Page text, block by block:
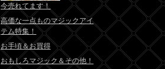
今売れてます！
高価な一点ものマジックアイ
テム特集！
お手頃＆お買得
おもしろマジック＆その他！